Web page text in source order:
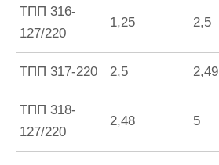
ТПП 316-
127/220
1,25 2,5
ТПП 317-220 2,5 2,49
ТПП 318-
127/220
2,48 5